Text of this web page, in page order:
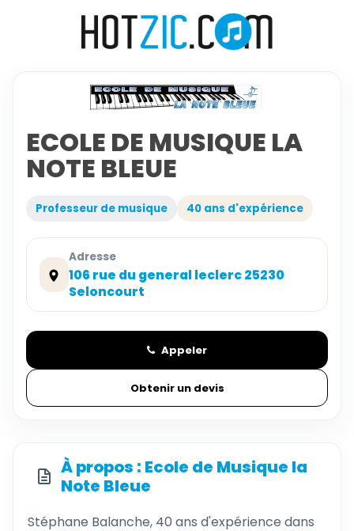
ECOLE DE MUSIQUE LA
NOTE BLEUE
Professeur de musique 40 ans d'expérience
Adresse
106 rue du general leclerc 25230
Seloncourt
Appeler
Obtenir un devis
À propos : Ecole de Musique la
Note Bleue
Stéphane Balanche, 40 ans d'expérience dans